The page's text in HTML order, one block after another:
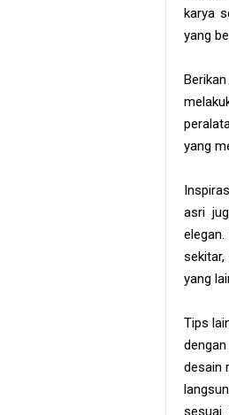
karya
yang
yang
asri
yang
Tips
desain
sesuai